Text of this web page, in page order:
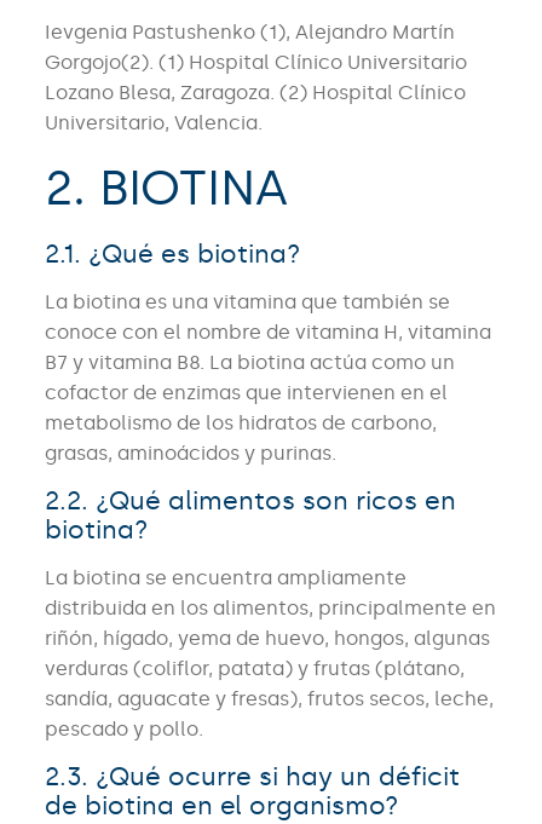
Ievgenia Pastushenko (1), Alejandro Martín
Gorgojo(2). (1) Hospital Clínico Universitario
Lozano Blesa, Zaragoza. (2) Hospital Clínico
Universitario, Valencia.
2. BIOTINA
2.1. ¿Qué es biotina?
La biotina es una vitamina que también se
conoce con el nombre de vitamina H, vitamina
B7 y vitamina B8. La biotina actúa como un
cofactor de enzimas que intervienen en el
metabolismo de los hidratos de carbono,
grasas, aminoácidos y purinas.
2.2. ¿Qué alimentos son ricos en
biotina?
La biotina se encuentra ampliamente
distribuida en los alimentos, principalmente en
riñón, hígado, yema de huevo, hongos, algunas
verduras (coliflor, patata) y frutas (plátano,
sandía, aguacate y fresas), frutos secos, leche,
pescado y pollo.
2.3. ¿Qué ocurre si hay un déficit
de biotina en el organismo?